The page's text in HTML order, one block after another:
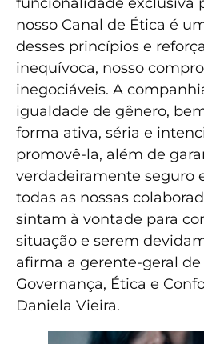
nosso Canal de Ética é
desses princípios e
inequívoca, nosso
inegociáveis. A
igualdade de gênero,
forma ativa, séria e
promovê-la, além de
verdadeiramente seguro
todas as nossas
sintam à vontade para
situação e serem
afirma a gerente-geral de
Governança, Ética e
Daniela Vieira.